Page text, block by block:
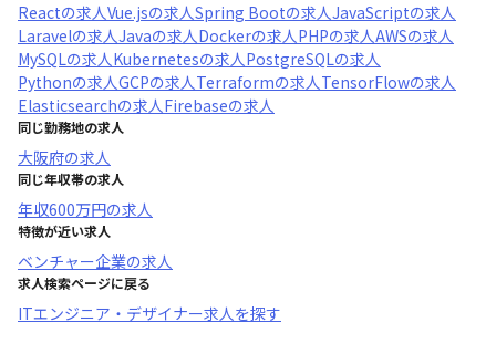
Reactの求人Vue.jsの求人Spring Bootの求人JavaScriptの求人
Laravelの求人Javaの求人Dockerの求人PHPの求人AWSの求人
MySQLの求人Kubernetesの求人PostgreSQLの求人
Pythonの求人GCPの求人Terraformの求人TensorFlowの求人
Elasticsearchの求人Firebaseの求人
同じ勤務地の求人
大阪府の求人
同じ年収帯の求人
年収600万円の求人
特徴が近い求人
ベンチャー企業の求人
求人検索ページに戻る
ITエンジニア・デザイナー求人を探す